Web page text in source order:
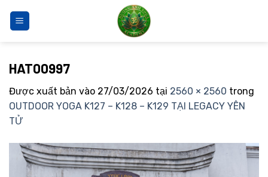
qua
HAT00997
Được xuất bản vào 27/03/2026 tại 2560 × 2560 trong
OUTDOOR YOGA K127 – K128 – K129 TẠI LEGACY YÊN
TỬ